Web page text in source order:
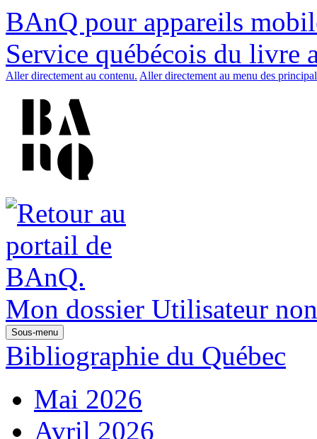
BAnQ pour appareils
Service québécois du livre
Aller directement au contenu. Aller directement au menu des
Mon dossier Utilisateur
Sous-menu
Bibliographie du Québec
Mai 2026
Avril 2026